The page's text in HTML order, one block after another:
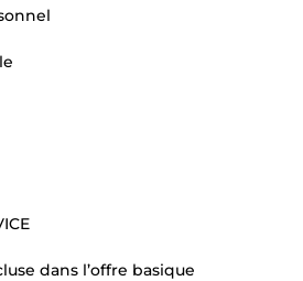
dans l’offre basique